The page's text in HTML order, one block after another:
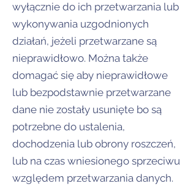
wyłącznie do ich przetwarzania lub
wykonywania uzgodnionych
działań, jeżeli przetwarzane są
nieprawidłowo. Można także
domagać się aby nieprawidłowe
lub bezpodstawnie przetwarzane
dane nie zostały usunięte bo są
potrzebne do ustalenia,
dochodzenia lub obrony roszczeń,
lub na czas wniesionego sprzeciwu
względem przetwarzania danych.